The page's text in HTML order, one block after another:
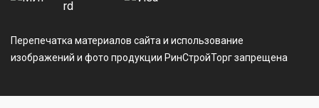
Перепечатка материалов сайта и использование
изображений и фото продукции РинСтройТорг запрещена